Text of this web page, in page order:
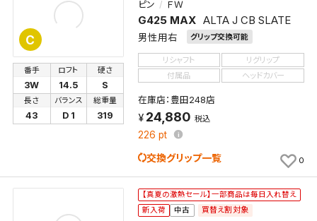
C
ピン ＦＷ
G425 MAX ALTA J CB SLATE
男性用右 グリップ交換可能
番手
3W
ロフト
14.5
硬さ
S
長さ
43
バランス
D 1
総重量
319
リシャフト
リグリップ
付属品
ヘッドカバー
在庫店：豊田248店
24,880 税込
226 pt
交換グリップ一覧 0
【真夏の激熱セール】一部商品は毎日入れ替え
新入荷
中古 買替え割対象